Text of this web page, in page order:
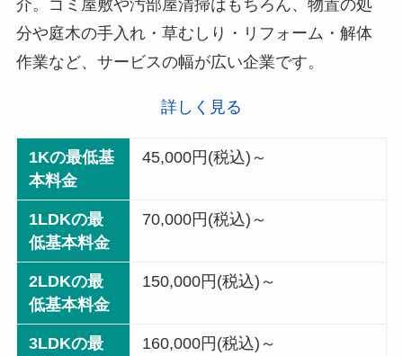
介。ゴミ屋敷や汚部屋清掃はもちろん、物置の処
分や庭木の手入れ・草むしり・リフォーム・解体
作業など、サービスの幅が広い企業です。
詳しく見る
1Kの最低基
本料金
45,000円(税込)～
1LDKの最
低基本料金
70,000円(税込)～
2LDKの最
低基本料金
150,000円(税込)～
3LDKの最
160,000円(税込)～